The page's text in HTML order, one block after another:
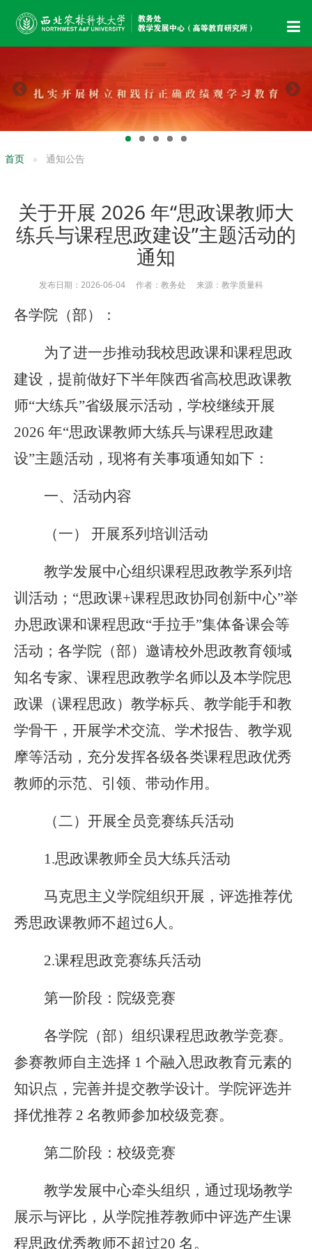
首页 通知公告
关于开展 2026 年“思政课教师大
练兵与课程思政建设”主题活动的
通知
发布日期：2026-06-04 作者：教务处 来源：教学质量科
各学院（部）：
为了进一步推动我校思政课和课程思政
建设，提前做好下半年陕西省高校思政课教
师“大练兵”省级展示活动，学校继续开展
2026 年“思政课教师大练兵与课程思政建
设”主题活动，现将有关事项通知如下：
一、活动内容
（一） 开展系列培训活动
教学发展中心组织课程思政教学系列培
训活动；“思政课+课程思政协同创新中心”举
办思政课和课程思政“手拉手”集体备课会等
活动；各学院（部）邀请校外思政教育领域
知名专家、课程思政教学名师以及本学院思
政课（课程思政）教学标兵、教学能手和教
学骨干，开展学术交流、学术报告、教学观
摩等活动，充分发挥各级各类课程思政优秀
教师的示范、引领、带动作用。
（二）开展全员竞赛练兵活动
1.思政课教师全员大练兵活动
马克思主义学院组织开展，评选推荐优
秀思政课教师不超过6人。
2.课程思政竞赛练兵活动
第一阶段：院级竞赛
各学院（部）组织课程思政教学竞赛。
参赛教师自主选择 1 个融入思政教育元素的
知识点，完善并提交教学设计。学院评选并
择优推荐 2 名教师参加校级竞赛。
第二阶段：校级竞赛
教学发展中心牵头组织，通过现场教学
展示与评比，从学院推荐教师中评选产生课
程思政优秀教师不超过20 名。